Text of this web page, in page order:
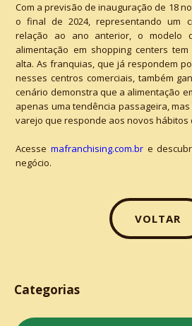
Com a previsão de inauguração de 18
o final de 2024, representando um
relação ao ano anterior, o modelo
alimentação em shopping centers
alta. As franquias, que já respondem
nesses centros comerciais, também
cenário demonstra que a alimentação
apenas uma tendência passageira,
varejo que responde aos novos hábitos
Acesse mafranchising.com.br e
negócio.
VOLTAR
Categorias